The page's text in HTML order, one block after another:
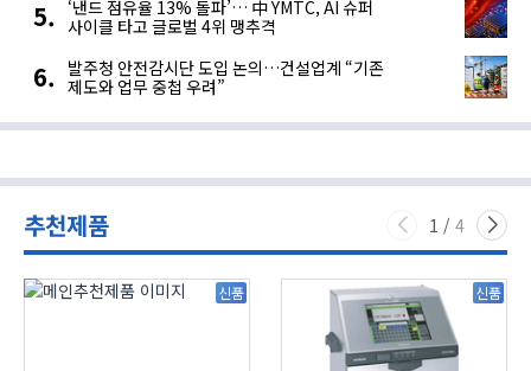
‘낸드 점유율 13% 돌파’… 中 YMTC, AI 슈퍼
사이클 타고 글로벌 4위 맹추격
발주청 안전감시단 도입 논의…건설업계 “기존
제도와 업무 중첩 우려”
추천제품 1 / 4
신품 신품